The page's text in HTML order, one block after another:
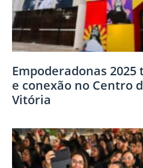
Empoderadonas
e conexão no Centro
Vitória